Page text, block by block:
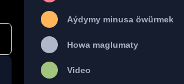
Aýdymy minusa öwürmek
Howa maglumaty
Video